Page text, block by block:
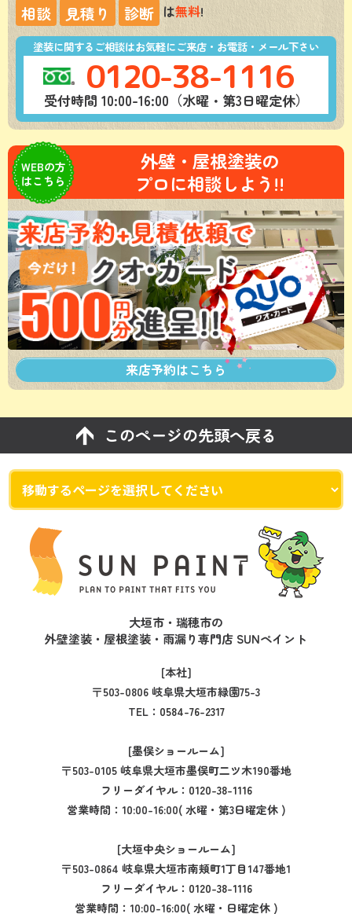
相談 見積り 診断 は無料!
塗装に関するご相談はお気軽にご来店・お電話・メール下さい
0120-38-1116
受付時間 10:00-16:00（水曜・第3日曜定休）
WEBの方
はこちら
外壁・屋根塗装の
プロに相談しよう!!
来店予約はこちら
このページの先頭へ戻る
大垣市・瑞穂市の
外壁塗装・屋根塗装・雨漏り専門店 SUNペイント
[本社]
〒503-0806 岐阜県大垣市緑園75-3
TEL： 0584-76-2317
[墨俣ショールーム]
〒503-0105 岐阜県大垣市墨俣町二ツ木190番地
フリーダイヤル： 0120-38-1116
営業時間：10:00-16:00( 水曜・第3日曜定休 )
[大垣中央ショールーム]
〒503-0864 岐阜県大垣市南頬町1丁目147番地1
フリーダイヤル： 0120-38-1116
営業時間：10:00-16:00( 水曜・日曜定休 )